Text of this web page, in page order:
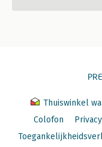
Thuiswinkel
Colofon
Privacy